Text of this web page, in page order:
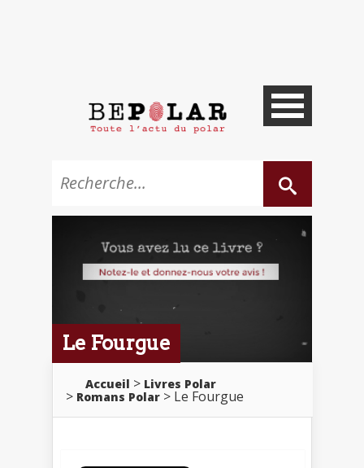
Le Fourgue
Accueil
Livres Polar
Romans Polar
Le Fourgue